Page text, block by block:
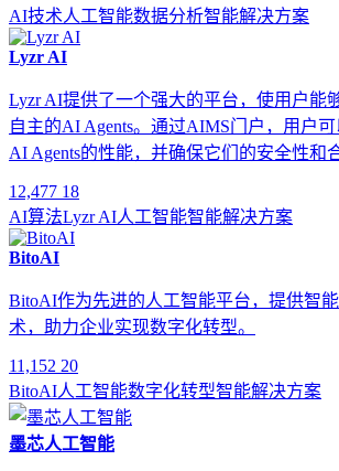
AI技术人工智能数据分析智能解决方案
Lyzr AI
Lyzr AI提供了一个强大的平台，使用户能
自主的AI Agents。通过AIMS门户，用户
AI Agents的性能，并确保它们的安全性和
12,477 18
AI算法Lyzr AI人工智能智能解决方案
BitoAI
BitoAI作为先进的人工智能平台，提供智
术，助力企业实现数字化转型。
11,152 20
BitoAI人工智能数字化转型智能解决方案
墨芯人工智能